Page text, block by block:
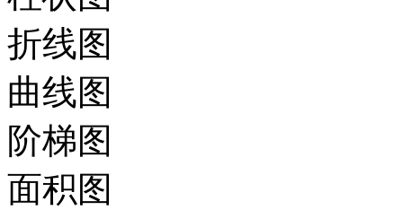
折线图
曲线图
阶梯图
面积图